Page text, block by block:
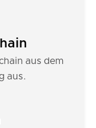
aus dem
aus.